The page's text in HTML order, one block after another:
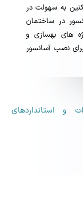
به سهولت در
در ساختمان
های بهسازی و
نصب آسانسور
و استانداردهای